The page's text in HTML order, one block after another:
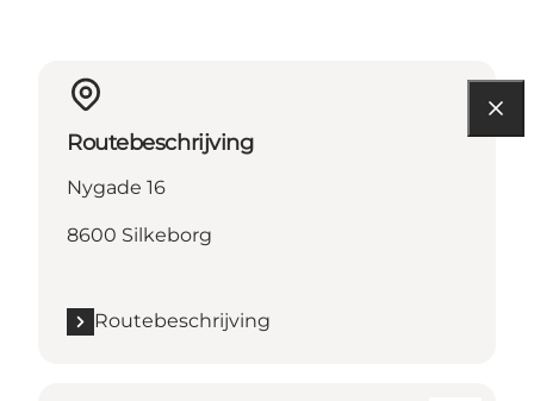
Routebeschrijving
Nygade 16
8600 Silkeborg
Routebeschrijving